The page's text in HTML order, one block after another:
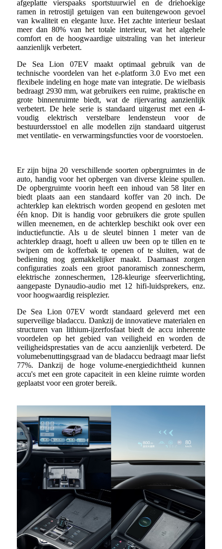
afgeplatte vierspaaks sportstuurwiel en de driehoekige
ramen in retrostijl getuigen van een buitengewoon gevoel
van kwaliteit en elegante luxe. Het zachte interieur beslaat
meer dan 80% van het totale interieur, wat het algehele
comfort en de hoogwaardige uitstraling van het interieur
aanzienlijk verbetert.
De Sea Lion 07EV maakt optimaal gebruik van de
technische voordelen van het e-platform 3.0 Evo met een
flexibele indeling en hoge mate van integratie. De wielbasis
bedraagt ​​2930 mm, wat gebruikers een ruime, praktische en
grote binnenruimte biedt, wat de rijervaring aanzienlijk
verbetert. De hele serie is standaard uitgerust met een 4-
voudig elektrisch verstelbare lendensteun voor de
bestuurdersstoel en alle modellen zijn standaard uitgerust
met ventilatie- en verwarmingsfuncties voor de voorstoelen.
Er zijn bijna 20 verschillende soorten opbergruimtes in de
auto, handig voor het opbergen van diverse kleine spullen.
De opbergruimte voorin heeft een inhoud van 58 liter en
biedt plaats aan een standaard koffer van 20 inch. De
achterklep kan elektrisch worden geopend en gesloten met
één knop. Dit is handig voor gebruikers die grote spullen
willen meenemen, en de achterklep beschikt ook over een
inductiefunctie. Als u de sleutel binnen 1 meter van de
achterklep draagt, hoeft u alleen uw been op te tillen en te
swipen om de kofferbak te openen of te sluiten, wat de
bediening nog gemakkelijker maakt. Daarnaast zorgen
configuraties zoals een groot panoramisch zonnescherm,
elektrische zonneschermen, 128-kleurige sfeerverlichting,
aangepaste Dynaudio-audio met 12 hifi-luidsprekers, enz.
voor hoogwaardig reisplezier.
De Sea Lion 07EV wordt standaard geleverd met een
superveilige bladaccu. Dankzij de innovatieve materialen en
structuren van lithium-ijzerfosfaat biedt de accu inherente
voordelen op het gebied van veiligheid en worden de
veiligheidsprestaties van de accu aanzienlijk verbeterd. De
volumebenuttingsgraad van de bladaccu bedraagt ​​maar liefst
77%. Dankzij de hoge volume-energiedichtheid kunnen
accu's met een grote capaciteit in een kleine ruimte worden
geplaatst voor een groter bereik.